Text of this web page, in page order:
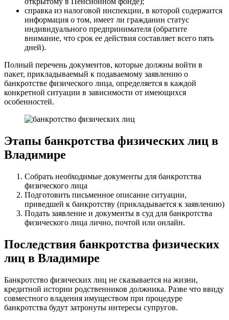
справка из налоговой инспекции, в которой содержится
информация о том, имеет ли гражданин статус
индивидуального предпринимателя (обратите
внимание, что срок ее действия составляет всего пять
дней).
Полный перечень документов, которые должны войти в
пакет, прикладываемый к подаваемому заявлению о
банкротстве физического лица, определяется в каждой
конкретной ситуации в зависимости от имеющихся
особенностей.
Этапы банкротства физических лиц в
Владимире
Собрать необходимые документы для банкротства
физического лица
Подготовить письменное описание ситуации,
приведшей к банкротству (прикладывается к заявлению)
Подать заявление и документы в суд для банкротства
физического лица лично, почтой или онлайн.
Последствия банкротства физических
лиц в Владимире
Банкротство физических лиц не сказывается на жизни,
кредитной истории родственников должника. Разве что ввиду
совместного владения имуществом при процедуре
банкротства будут затронуты интересы супругов.